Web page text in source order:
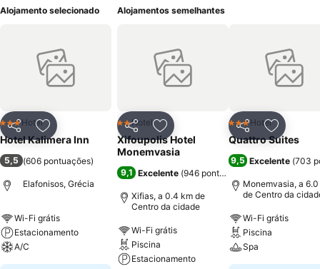
Alojamento selecionado
PartilharAdicionar aos favoritos
3 Estrelas
Hotel
Hotel Kalimera Inn
5,5 (606 pontuações)
Elafonisos, Grécia
Wi-Fi grátis
Estacionamento
A/C
Alojamentos semelhantes
PartilharAdicionar aos favoritos
2 Estrelas
Hotel
Xifoupolis Hotel
Monemvasia
9,1 Excelente (946 pontuações
Xifias, a 0.4 km de
Centro da cidade
Wi-Fi grátis
Piscina
Estacionamento
Partilhar
3 Estrelas
Hotel
Quattro Suites
9,5 Excelente (703
Monemvasia, a
de Centro da
Wi-Fi grátis
Piscina
Spa